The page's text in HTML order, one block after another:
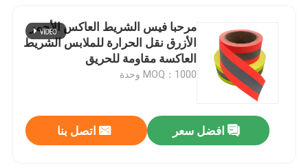
مرحبا فيس الشريط العاكس الأحمر
الأزرق نقل الحرارة للملابس الشريط
العاكسة مقاومة للحريق
MOQ：1000 وحدة
افضل سعر اتصل بنا